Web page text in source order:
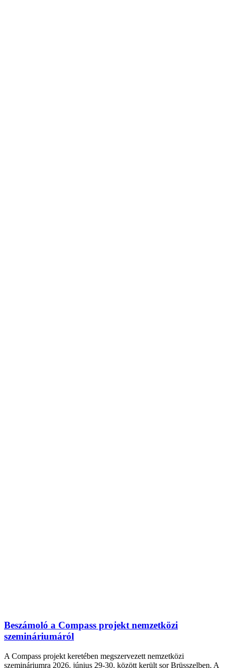
Beszámoló a Compass projekt nemzetközi
szemináriumáról
A Compass projekt keretében megszervezett nemzetközi
szemináriumra 2026. június 29-30. között került sor Brüsszelben. A